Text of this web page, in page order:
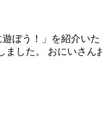
ぼう！」を紹介い
した。 おにいさん